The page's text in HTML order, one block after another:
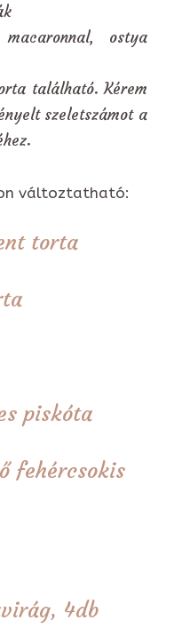
ostya
található. Kérem
szeletszámot a
változtatható:
torta
piskóta
fehércsokis
4db